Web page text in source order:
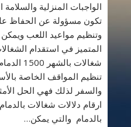
الواجبات المنزلية والسلامة
تكون مسؤولة عن الحفاظ
وتنظيم مواعيد اللعب
المتميز في استقدام
شغالات
تنظيم المواقف الخاصة
والسفر لذلك فهي الحل
ارقام دلالات شغالات
بالدمام والتي يمكن…